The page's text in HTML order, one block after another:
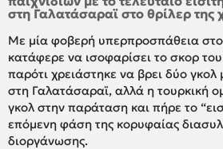
στη Γαλατάσαραϊ στο θρίλερ της
Με μία φοβερή υπερπροσπάθεια στο
κατάφερε να ισοφαρίσει το σκορ
παρότι χρειάστηκε να βρει δύο γκολ
στη Γαλατάσαραϊ, αλλά η τουρκική
γκολ στην παράταση και πήρε το
επόμενη φάση της κορυφαίας
διοργάνωσης.